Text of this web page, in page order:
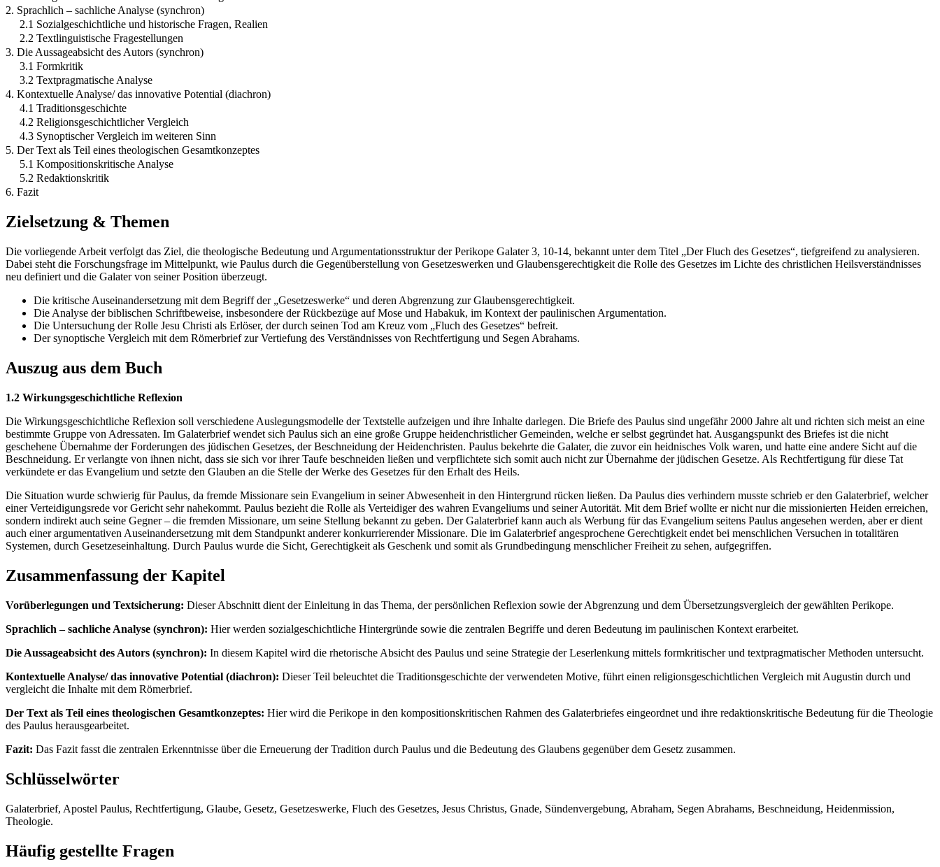
2. Sprachlich – sachliche Analyse (synchron)
2.1 Sozialgeschichtliche und historische Fragen, Realien
2.2 Textlinguistische Fragestellungen
3. Die Aussageabsicht des Autors (synchron)
3.1 Formkritik
3.2 Textpragmatische Analyse
4. Kontextuelle Analyse/ das innovative Potential (diachron)
4.1 Traditionsgeschichte
4.2 Religionsgeschichtlicher Vergleich
4.3 Synoptischer Vergleich im weiteren Sinn
5. Der Text als Teil eines theologischen Gesamtkonzeptes
5.1 Kompositionskritische Analyse
5.2 Redaktionskritik
6. Fazit
Zielsetzung & Themen
Die vorliegende Arbeit verfolgt das Ziel, die theologische Bedeutung und Argumentationsstruktur der Perikope Galater 3, 10-14, bekannt unter dem Titel „Der Fluch des Gesetzes“, tiefgreifend zu analysieren.
Dabei steht die Forschungsfrage im Mittelpunkt, wie Paulus durch die Gegenüberstellung von Gesetzeswerken und Glaubensgerechtigkeit die Rolle des Gesetzes im Lichte des christlichen Heilsverständnisses
neu definiert und die Galater von seiner Position überzeugt.
Die kritische Auseinandersetzung mit dem Begriff der „Gesetzeswerke“ und deren Abgrenzung zur Glaubensgerechtigkeit.
Die Analyse der biblischen Schriftbeweise, insbesondere der Rückbezüge auf Mose und Habakuk, im Kontext der paulinischen Argumentation.
Die Untersuchung der Rolle Jesu Christi als Erlöser, der durch seinen Tod am Kreuz vom „Fluch des Gesetzes“ befreit.
Der synoptische Vergleich mit dem Römerbrief zur Vertiefung des Verständnisses von Rechtfertigung und Segen Abrahams.
Auszug aus dem Buch
1.2 Wirkungsgeschichtliche Reflexion
Die Wirkungsgeschichtliche Reflexion soll verschiedene Auslegungsmodelle der Textstelle aufzeigen und ihre Inhalte darlegen. Die Briefe des Paulus sind ungefähr 2000 Jahre alt und richten sich meist an eine
bestimmte Gruppe von Adressaten. Im Galaterbrief wendet sich Paulus sich an eine große Gruppe heidenchristlicher Gemeinden, welche er selbst gegründet hat. Ausgangspunkt des Briefes ist die nicht
geschehene Übernahme der Forderungen des jüdischen Gesetzes, der Beschneidung der Heidenchristen. Paulus bekehrte die Galater, die zuvor ein heidnisches Volk waren, und hatte eine andere Sicht auf die
Beschneidung. Er verlangte von ihnen nicht, dass sie sich vor ihrer Taufe beschneiden ließen und verpflichtete sich somit auch nicht zur Übernahme der jüdischen Gesetze. Als Rechtfertigung für diese Tat
verkündete er das Evangelium und setzte den Glauben an die Stelle der Werke des Gesetzes für den Erhalt des Heils.
Die Situation wurde schwierig für Paulus, da fremde Missionare sein Evangelium in seiner Abwesenheit in den Hintergrund rücken ließen. Da Paulus dies verhindern musste schrieb er den Galaterbrief, welcher
einer Verteidigungsrede vor Gericht sehr nahekommt. Paulus bezieht die Rolle als Verteidiger des wahren Evangeliums und seiner Autorität. Mit dem Brief wollte er nicht nur die missionierten Heiden erreichen,
sondern indirekt auch seine Gegner – die fremden Missionare, um seine Stellung bekannt zu geben. Der Galaterbrief kann auch als Werbung für das Evangelium seitens Paulus angesehen werden, aber er dient
auch einer argumentativen Auseinandersetzung mit dem Standpunkt anderer konkurrierender Missionare. Die im Galaterbrief angesprochene Gerechtigkeit endet bei menschlichen Versuchen in totalitären
Systemen, durch Gesetzeseinhaltung. Durch Paulus wurde die Sicht, Gerechtigkeit als Geschenk und somit als Grundbedingung menschlicher Freiheit zu sehen, aufgegriffen.
Zusammenfassung der Kapitel
Vorüberlegungen und Textsicherung: Dieser Abschnitt dient der Einleitung in das Thema, der persönlichen Reflexion sowie der Abgrenzung und dem Übersetzungsvergleich der gewählten Perikope.
Sprachlich – sachliche Analyse (synchron): Hier werden sozialgeschichtliche Hintergründe sowie die zentralen Begriffe und deren Bedeutung im paulinischen Kontext erarbeitet.
Die Aussageabsicht des Autors (synchron): In diesem Kapitel wird die rhetorische Absicht des Paulus und seine Strategie der Leserlenkung mittels formkritischer und textpragmatischer Methoden untersucht.
Kontextuelle Analyse/ das innovative Potential (diachron): Dieser Teil beleuchtet die Traditionsgeschichte der verwendeten Motive, führt einen religionsgeschichtlichen Vergleich mit Augustin durch und
vergleicht die Inhalte mit dem Römerbrief.
Der Text als Teil eines theologischen Gesamtkonzeptes: Hier wird die Perikope in den kompositionskritischen Rahmen des Galaterbriefes eingeordnet und ihre redaktionskritische Bedeutung für die Theologie
des Paulus herausgearbeitet.
Fazit: Das Fazit fasst die zentralen Erkenntnisse über die Erneuerung der Tradition durch Paulus und die Bedeutung des Glaubens gegenüber dem Gesetz zusammen.
Schlüsselwörter
Galaterbrief, Apostel Paulus, Rechtfertigung, Glaube, Gesetz, Gesetzeswerke, Fluch des Gesetzes, Jesus Christus, Gnade, Sündenvergebung, Abraham, Segen Abrahams, Beschneidung, Heidenmission,
Theologie.
Häufig gestellte Fragen